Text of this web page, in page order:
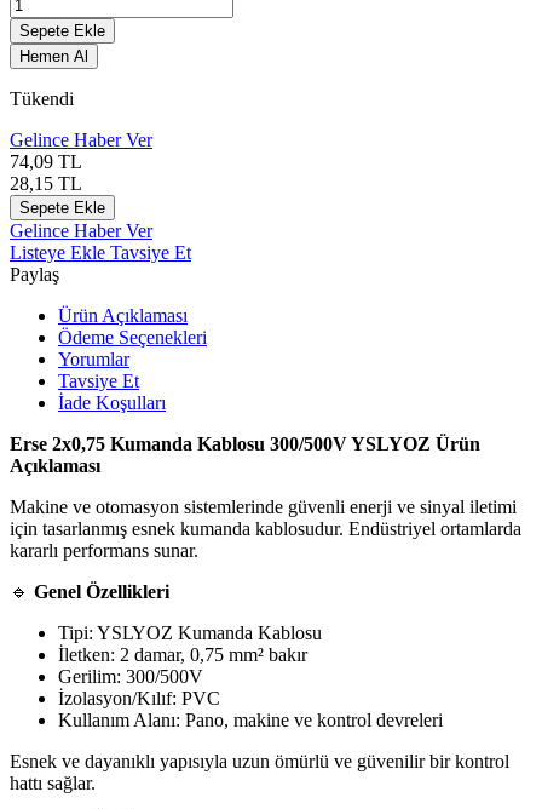
Sepete Ekle
Hemen Al
Tükendi
Gelince Haber Ver
74,09 TL
28,15 TL
Sepete Ekle
Gelince Haber Ver
Listeye Ekle Tavsiye Et
Paylaş
Ürün Açıklaması
Ödeme Seçenekleri
Yorumlar
Tavsiye Et
İade Koşulları
Erse 2x0,75 Kumanda Kablosu 300/500V YSLYOZ Ürün
Açıklaması
Makine ve otomasyon sistemlerinde güvenli enerji ve sinyal iletimi
için tasarlanmış esnek kumanda kablosudur. Endüstriyel ortamlarda
kararlı performans sunar.
🔹 Genel Özellikleri
Tipi: YSLYOZ Kumanda Kablosu
İletken: 2 damar, 0,75 mm² bakır
Gerilim: 300/500V
İzolasyon/Kılıf: PVC
Kullanım Alanı: Pano, makine ve kontrol devreleri
Esnek ve dayanıklı yapısıyla uzun ömürlü ve güvenilir bir kontrol
hattı sağlar.